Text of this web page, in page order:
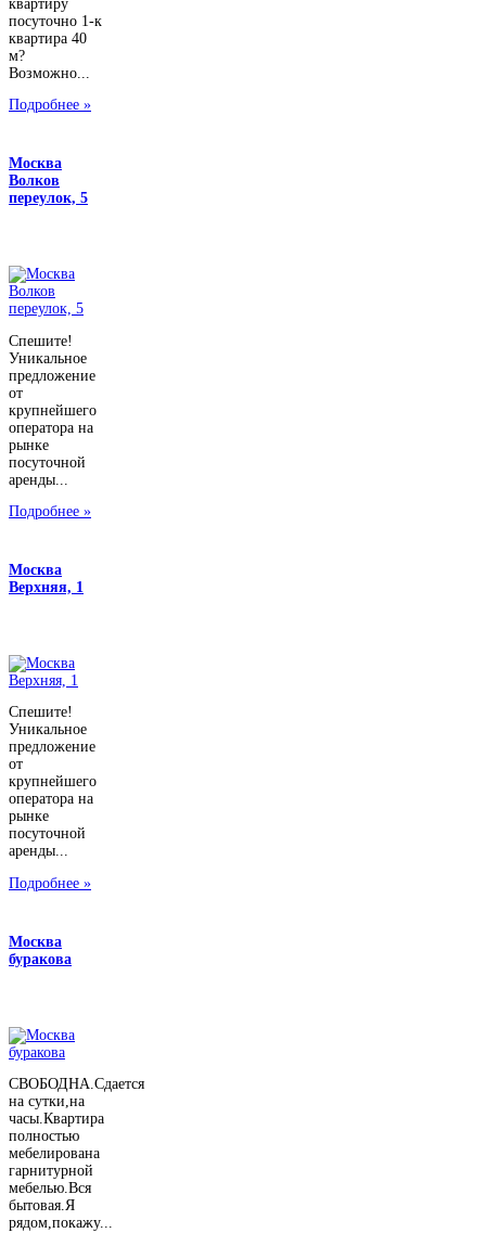
квартиру
посуточно 1-к
квартира 40
м?
Возможно...
Подробнее »
Москва
Волков
переулок, 5
Спешите!
Уникальное
предложение
от
крупнейшего
оператора на
рынке
посуточной
аренды...
Подробнее »
Москва
Верхняя, 1
Спешите!
Уникальное
предложение
от
крупнейшего
оператора на
рынке
посуточной
аренды...
Подробнее »
Москва
буракова
СВОБОДНА.Сдается
на сутки,на
часы.Квартира
полностью
мебелирована
гарнитурной
мебелью.Вся
бытовая.Я
рядом,покажу...